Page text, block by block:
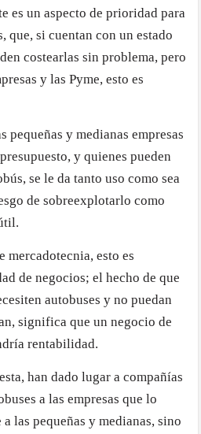
es un aspecto de prioridad para
que, si cuentan con un estado
costearlas sin problema, pero
y las Pyme, esto es
pequeñas y medianas empresas
y quienes pueden
se le da tanto uso como sea
de sobreexplotarlo como
mercadotecnia, esto es
de negocios; el hecho de que
autobuses y no puedan
significa que un negocio de
rentabilidad.
han dado lugar a compañías
a las empresas que lo
las pequeñas y medianas, sino